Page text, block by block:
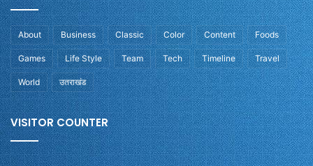
About Business Classic Color Content Foods
Games Life Style Team Tech Timeline Travel
World उतराखंड
VISITOR COUNTER